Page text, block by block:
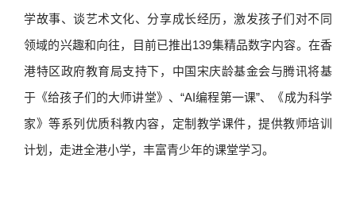
学故事、谈艺术文化、分享成长经历，激发孩子们对不同
领域的兴趣和向往，目前已推出139集精品数字内容。在香
港特区政府教育局支持下，中国宋庆龄基金会与腾讯将基
于《给孩子们的大师讲堂》、“AI编程第一课”、《成为科学
家》等系列优质科教内容，定制教学课件，提供教师培训
计划，走进全港小学，丰富青少年的课堂学习。